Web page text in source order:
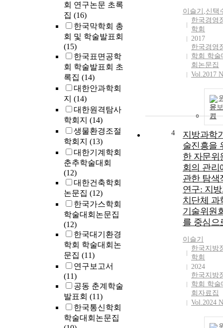
회 연구논문 초록
집 (16)
한국막학회 총
회 및 학술발표회
(15)
한국표면공학
회 학술발표회 초
록집 (14)
대한안과학회
지 (14)
대한원격탐사
학회지 (14)
생물환경조절
학회지 (13)
대한기계학회
춘추학술대회
(12)
대한건축학회
논문집 (12)
한국가스학회
학술대회논문집
(12)
한국대기환경
학회 학술대회논
문집 (11)
연구보고서
(11)
공동 춘계학술
발표회 (11)
한국통신학회
학술대회논문집
이슬기 ,신택
한국경영
학회
2017
한국경영
학회 학술
회논문집
Vol.2017
문보
기
4
지방과학
술진흥을
한 자문위
회의 관리
관한 탐색
연구: 지
치단체 과
기술위원
를 중심으
이슬기
한국지방
학회
2024
한국지방
학회 학술
회자료집
Vol.2024